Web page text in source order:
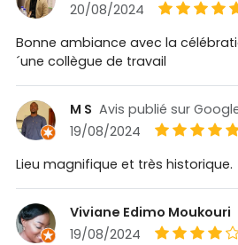
20/08/2024
Bonne ambiance avec la
´une collègue de travail
M S Avis publié sur
19/08/2024
Lieu magnifique et très historique.
Viviane Edimo Moukouri
19/08/2024